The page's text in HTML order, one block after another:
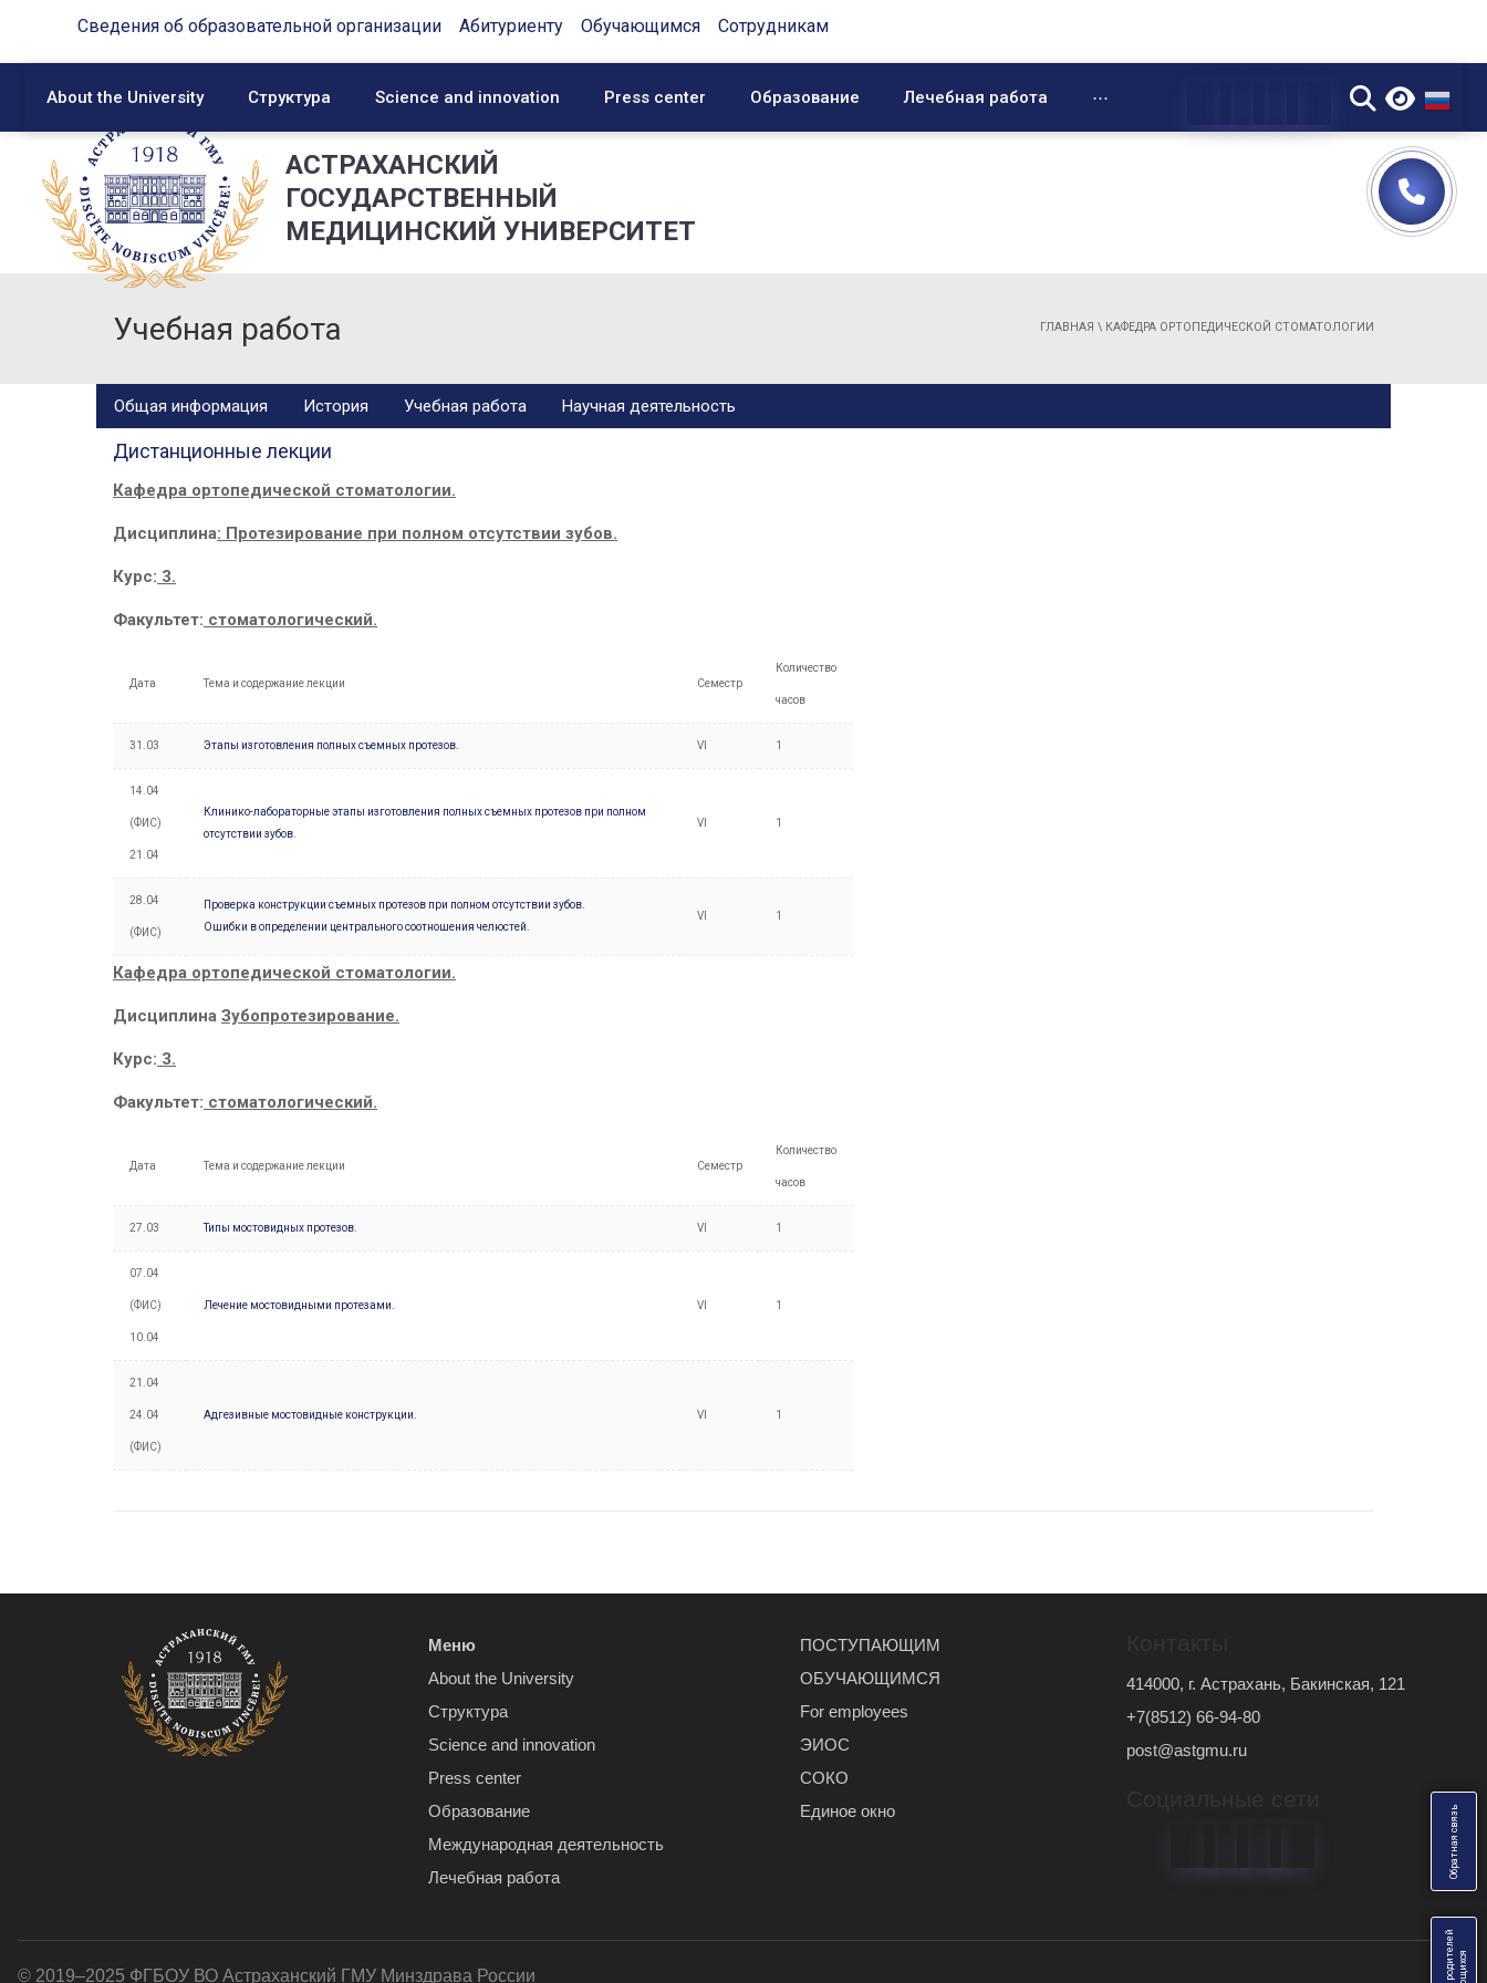
О
б
р
а
т
н
а
я
с
в
я
з
ь
Сведения об образовательной организации Абитуриенту Обучающимся Сотрудникам
About the University Структура Science and innovation Press center Образование Лечебная работа ⋯ ▼
АСТРАХАНСКИЙ
ГОСУДАРСТВЕННЫЙ
МЕДИЦИНСКИЙ УНИВЕРСИТЕТ
Учебная работа ГЛАВНАЯ \ КАФЕДРА ОРТОПЕДИЧЕСКОЙ СТОМАТОЛОГИИ
Общая информация История Учебная работа Научная деятельность
Дистанционные лекции
Кафедра ортопедической стоматологии.
Дисциплина: Протезирование при полном отсутствии зубов.
Курс: 3.
Факультет: стоматологический.
Дата Тема и содержание лекции Семестр
Количество
часов
31.03 Этапы изготовления полных съемных протезов. VI 1
14.04
(ФИС)
21.04
Клинико-лабораторные этапы изготовления полных съемных протезов при полном
отсутствии зубов.
VI 1
28.04
(ФИС)
Проверка конструкции съемных протезов при полном отсутствии зубов.
Ошибки в определении центрального соотношения челюстей.
VI 1
Кафедра ортопедической стоматологии.
Дисциплина Зубопротезирование.
Курс: 3.
Факультет: стоматологический.
Дата Тема и содержание лекции Семестр
Количество
часов
27.03 Типы мостовидных протезов. VI 1
07.04
(ФИС)
10.04
Лечение мостовидными протезами. VI 1
21.04
24.04
(ФИС)
Адгезивные мостовидные конструкции. VI 1
Меню
About the University
Структура
Science and innovation
Press center
Образование
Международная деятельность
Лечебная работа
ПОСТУПАЮЩИМ
ОБУЧАЮЩИМСЯ
For employees
ЭИОС
СОКО
Единое окно
414000, г. Астрахань, Бакинская, 121
+7(8512) 66-94-80
post@astgmu.ru
© 2019–2025 ФГБОУ ВО Астраханский ГМУ Минздрава России